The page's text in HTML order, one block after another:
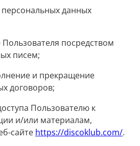
данных
посредством
писем;
и прекращение
договоров;
Пользователю к
и/или материалам,
сайте https://discoklub.com/.